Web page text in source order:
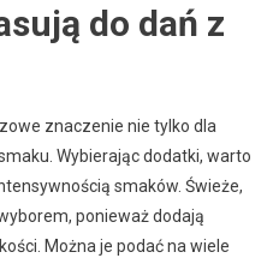
do dań z
znaczenie nie tylko dla
Wybierając dodatki, warto
smaków. Świeże,
ponieważ dodają
Można je podać na wiele